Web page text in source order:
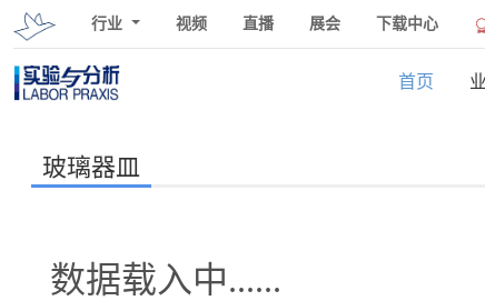
行业 视频 直播 展会 下载中心
首页
玻璃器皿
数据载入中......